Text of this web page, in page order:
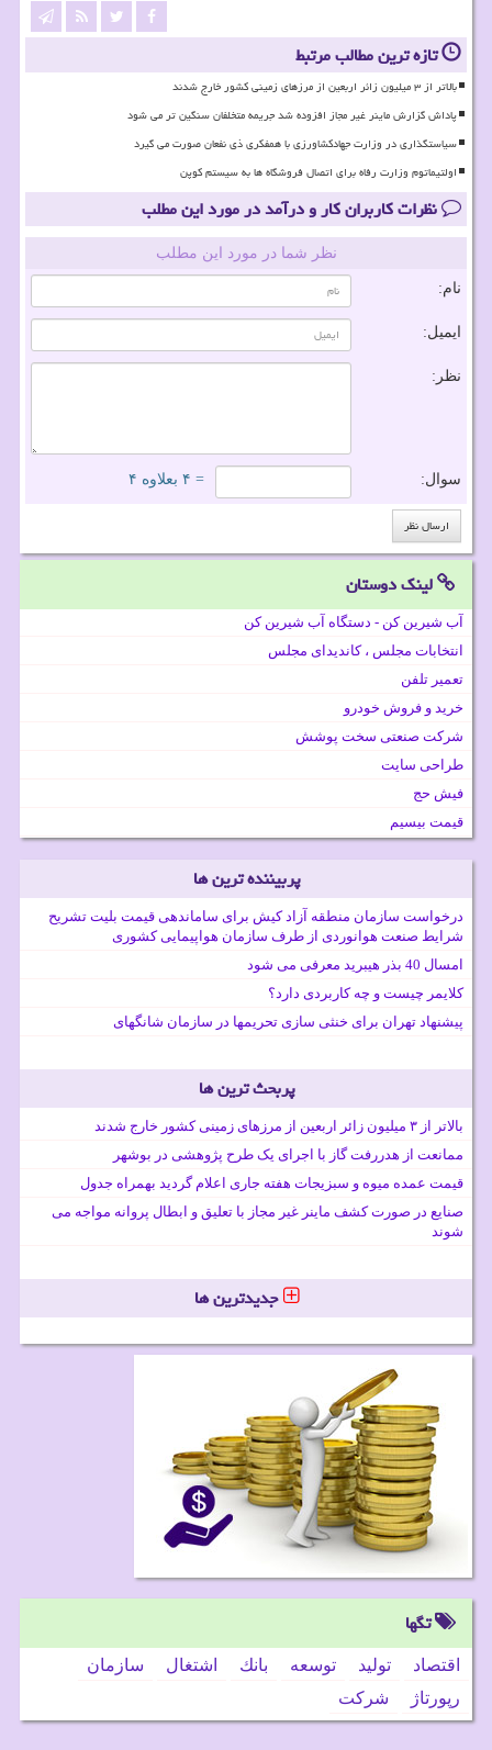
تازه ترین مطالب مرتبط
بالاتر از ۳ میلیون زائر اربعین از مرزهای زمینی کشور خارج شدند
پاداش گزارش ماینر غیر مجاز افزوده شد جریمه متخلفان سنگین تر می شود
سیاستگذاری در وزارت جهادکشاورزی با همفکری ذی نفعان صورت می گیرد
اولتیماتوم وزارت رفاه برای اتصال فروشگاه ها به سیستم کوپن
نظرات کاربران کار و درآمد در مورد این مطلب
نظر شما در مورد این مطلب
نام:
ایمیل:
نظر:
سوال: = ۴ بعلاوه ۴
لینک دوستان
آب شیرین کن - دستگاه آب شیرین کن
انتخابات مجلس ، کاندیدای مجلس
تعمیر تلفن
خرید و فروش خودرو
شرکت صنعتی سخت پوشش
طراحی سایت
فیش حج
قیمت بیسیم
پربیننده ترین ها
درخواست سازمان منطقه آزاد کیش برای ساماندهی قیمت بلیت تشریح
شرایط صنعت هوانوردی از طرف سازمان هواپیمایی کشوری
امسال 40 بذر هیبرید معرفی می شود
کلایمر چیست و چه کاربردی دارد؟
پیشنهاد تهران برای خنثی سازی تحریمها در سازمان شانگهای
پربحث ترین ها
بالاتر از ۳ میلیون زائر اربعین از مرزهای زمینی کشور خارج شدند
ممانعت از هدررفت گاز با اجرای یک طرح پژوهشی در بوشهر
قیمت عمده میوه و سبزیجات هفته جاری اعلام گردید بهمراه جدول
صنایع در صورت کشف ماینر غیر مجاز با تعلیق و ابطال پروانه مواجه می
شوند
جدیدترین ها
تگها
اقتصاد تولید توسعه بانك اشتغال
سازمان
رپورتاژ
شركت